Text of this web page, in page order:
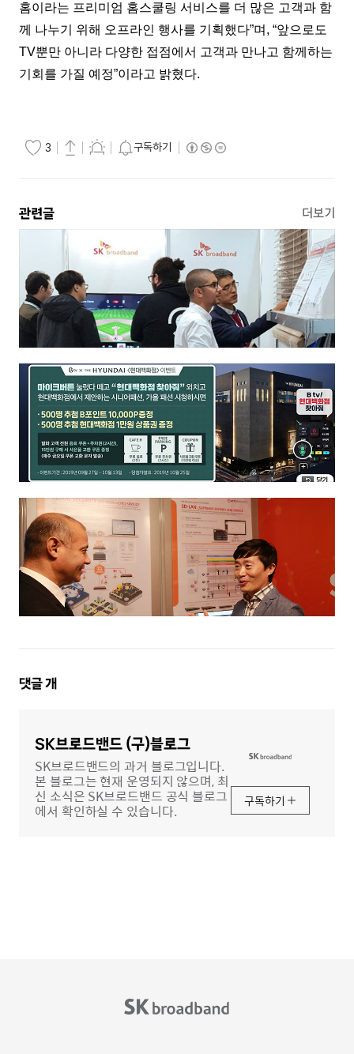
홈이라는 프리미엄 홈스쿨링 서비스를 더 많은 고객과 함
께 나누기 위해 오프라인 행사를 기획했다”며, “앞으로도
TV뿐만 아니라 다양한 접점에서 고객과 만나고 함께하는
기회를 가질 예정”이라고 밝혔다.
3 구독하기
관련글 더보기
댓
댓글개
SK브로드밴드 (구)블로그
SK브로드밴드의 과거 블로그입니다.
본 블로그는 현재 운영되지 않으며, 최
신 소식은 SK브로드밴드 공식 블로그
에서 확인하실 수 있습니다.
구독하기